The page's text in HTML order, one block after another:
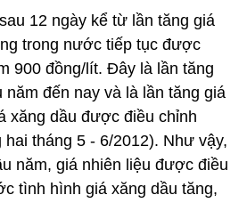
12 ngày kể từ lần tăng giá
trong nước tiếp tục được
900 đồng/lít. Đây là lần tăng
đến nay và là lần tăng giá
xăng dầu được điều chỉnh
tháng 5 - 6/2012). Như vậy,
năm, giá nhiên liệu được điều
tình hình giá xăng dầu tăng,